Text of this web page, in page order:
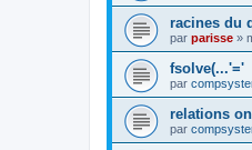
racines du
par parisse »
fsolve(...'='
par
relations
par